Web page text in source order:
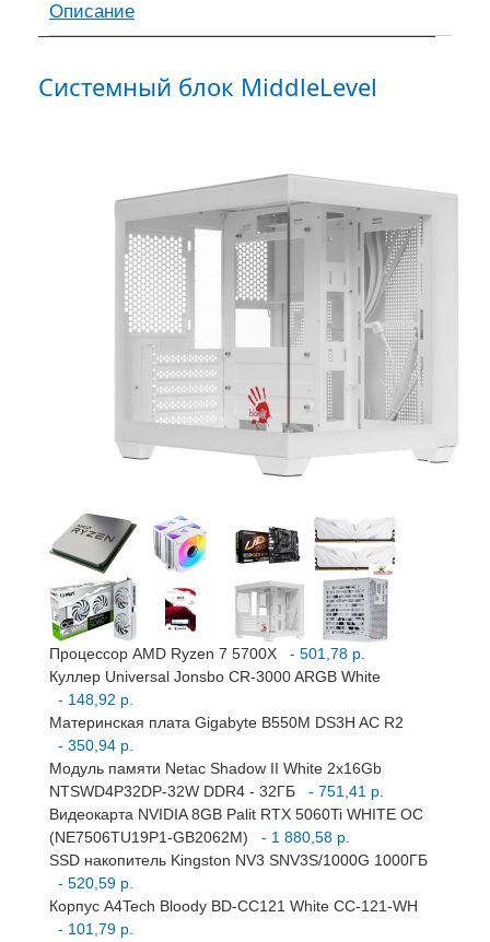
Описание
Системный блок MiddleLevel
Процессор AMD Ryzen 7 5700X
- 501,78 р.
Куллер Universal Jonsbo CR-3000 ARGB White
- 148,92 р.
Материнская плата Gigabyte B550M DS3H AC R2
- 350,94 р.
Модуль памяти Netac Shadow II White 2x16Gb
NTSWD4P32DP-32W DDR4 - 32ГБ
- 751,41 р.
Видеокарта NVIDIA 8GB Palit RTX 5060Ti WHITE OC
(NE7506TU19P1-GB2062M)
- 1 880,58 р.
SSD накопитель Kingston NV3 SNV3S/1000G 1000ГБ
- 520,59 р.
Корпус A4Tech Bloody BD-CC121 White CC-121-WH
- 101,79 р.